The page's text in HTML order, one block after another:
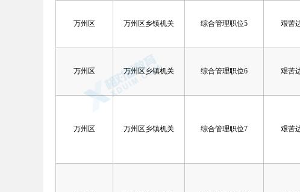
万州区 万州区乡镇机关 综合管理职位5 艰苦
万州区 万州区乡镇机关 综合管理职位6 艰苦
万州区 万州区乡镇机关 综合管理职位7 艰苦